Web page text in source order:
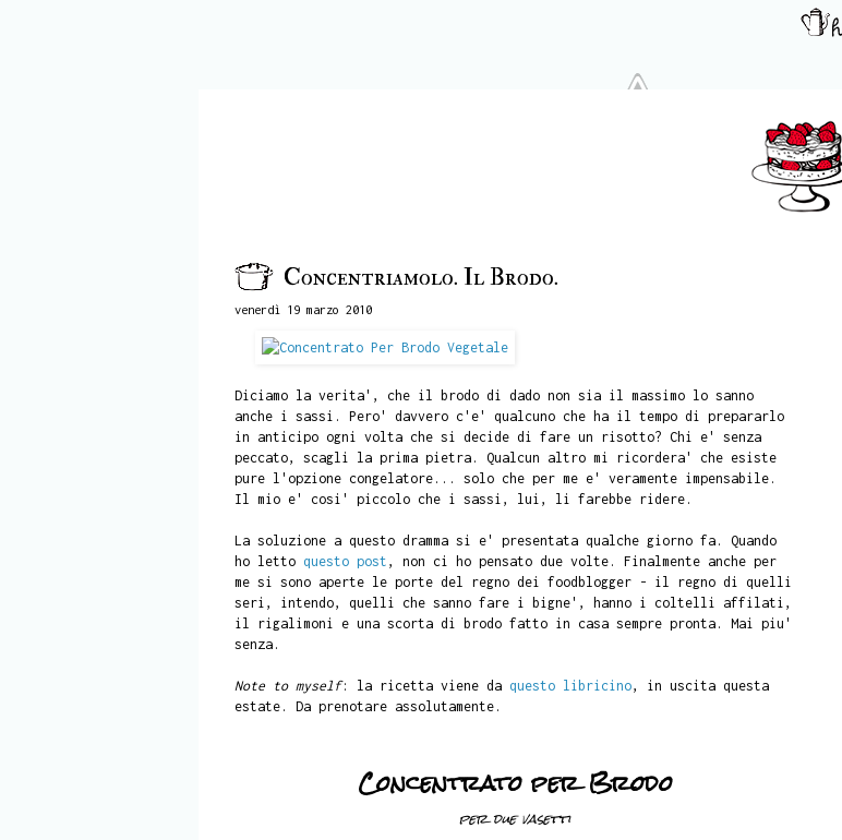
Concentriamolo. Il Brodo.
venerdì 19 marzo 2010
Diciamo la verita', che il brodo di dado non sia il massimo lo sanno
anche i sassi. Pero' davvero c'e' qualcuno che ha il tempo di prepararlo
in anticipo ogni volta che si decide di fare un risotto? Chi e' senza
peccato, scagli la prima pietra. Qualcun altro mi ricordera' che esiste
pure l'opzione congelatore... solo che per me e' veramente impensabile.
Il mio e' cosi' piccolo che i sassi, lui, li farebbe ridere.
La soluzione a questo dramma si e' presentata qualche giorno fa. Quando
ho letto questo post , non ci ho pensato due volte. Finalmente anche per
me si sono aperte le porte del regno dei foodblogger - il regno di quelli
seri, intendo, quelli che sanno fare i bigne', hanno i coltelli affilati,
il rigalimoni e una scorta di brodo fatto in casa sempre pronta. Mai piu'
senza.
Note to myself: la ricetta viene da questo libricino, in uscita questa
estate. Da prenotare assolutamente.
Concentrato per Brodo
per due vasetti